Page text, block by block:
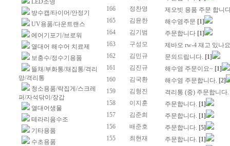
LED조명
방수캡/타이머/안정기
UV용품/다운트랜스
에어기포기/브로워
열대어 해수어 치료제
보충수/정수기용품
뜰채/부화통/채집통/격리
망/격리통
청소용품/락집게/스크레
퍼/자석닦이/장갑
열대어생물
테라리움수조
기타용품
수초용품
166
정찬영
제오빗 용품 주문 합니
165
김윤한 해수염주문 [1]
164
김기범 주문합니다 [1]
163
구성모
제바오 rw-4 재고 있나
162
김민규 문의드립니다. [1]
161
김진규 해수염 주문이요~ [1]
160
김국환 해수염 주문합니다. [2]
159
김형진
격리통 (중) 주문합니다.
158
이지훈 주문합니다. [1]
157
김준희 주문합니다. [1]
156
배준호 주문합니다. [5]
155
최현재 주문합니다. [1]